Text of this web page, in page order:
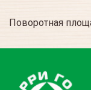
Поворотная